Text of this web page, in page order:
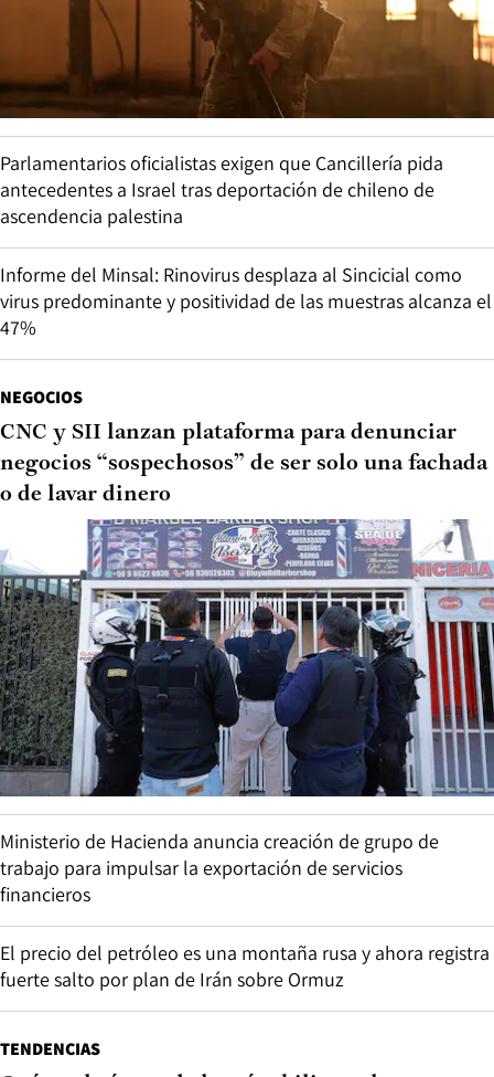
Parlamentarios oficialistas exigen que Cancillería pida
antecedentes a Israel tras deportación de chileno de
ascendencia palestina
Informe del Minsal: Rinovirus desplaza al Sincicial como
virus predominante y positividad de las muestras alcanza el
47%
NEGOCIOS
CNC y SII lanzan plataforma para denunciar
negocios “sospechosos” de ser solo una fachada
o de lavar dinero
Ministerio de Hacienda anuncia creación de grupo de
trabajo para impulsar la exportación de servicios
financieros
El precio del petróleo es una montaña rusa y ahora registra
fuerte salto por plan de Irán sobre Ormuz
TENDENCIAS